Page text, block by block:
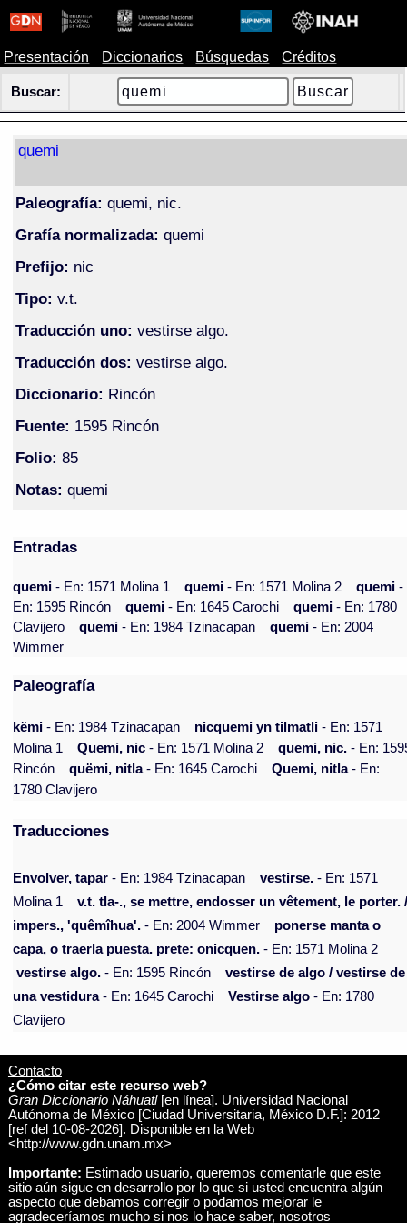
Presentación Diccionarios Búsquedas Créditos
Buscar:
quemi
Paleografía: quemi, nic.
Grafía normalizada: quemi
Prefijo: nic
Tipo: v.t.
Traducción uno: vestirse algo.
Traducción dos: vestirse algo.
Diccionario: Rincón
Fuente: 1595 Rincón
Folio: 85
Notas: quemi
Entradas
quemi- En: 1571 Molina 1 quemi- En: 1571 Molina 2 quemi-
En: 1595 Rincón
quemi- En: 1645 Carochi quemi- En: 1780
Clavijero
quemi- En: 1984 Tzinacapan quemi- En: 2004
Wimmer
Paleografía
këmi - En: 1984 Tzinacapan nicquemi yn tilmatli - En: 1571
Molina 1
Quemi, nic - En: 1571 Molina 2 quemi, nic. - En:
Rincón
quëmi, nitla- En: 1645 Carochi Quemi, nitla- En:
1780 Clavijero
Traducciones
Envolver, tapar - En: 1984 Tzinacapan vestirse. - En: 1571
Molina 1
v.t. tla-., se mettre, endosser un vêtement, le porter.
impers., 'quêmîhua'. - En: 2004 Wimmer
ponerse manta o
capa, o traerla puesta. prete: onicquen. - En: 1571 Molina 2
vestirse algo. - En: 1595 Rincón
vestirse de algo / vestirse de
una vestidura- En: 1645 Carochi Vestirse algo - En: 1780
Clavijero
Contacto
¿Cómo citar este recurso web?
Gran Diccionario Náhuatl[en línea]. Universidad Nacional
Autónoma de México [Ciudad Universitaria, México D.F.]: 2012
[ref del 10-08-2026]. Disponible en la Web
<http://www.gdn.unam.mx>
Importante: Estimado usuario, queremos comentarle que este
sitio aún sigue en desarrollo por lo que si usted encuentra algún
aspecto que debamos corregir o podamos mejorar le
agradeceríamos mucho si nos lo hace saber, nosotros